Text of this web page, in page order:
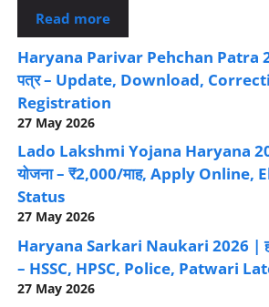
Read more
Haryana Parivar Pehchan Patra
पत्र – Update, Download,
Registration
27 May 2026
Lado Lakshmi Yojana Haryana
योजना – ₹2,000/माह, Apply Online,
Status
27 May 2026
Haryana Sarkari Naukari 2026 |
– HSSC, HPSC, Police, Patwari
27 May 2026